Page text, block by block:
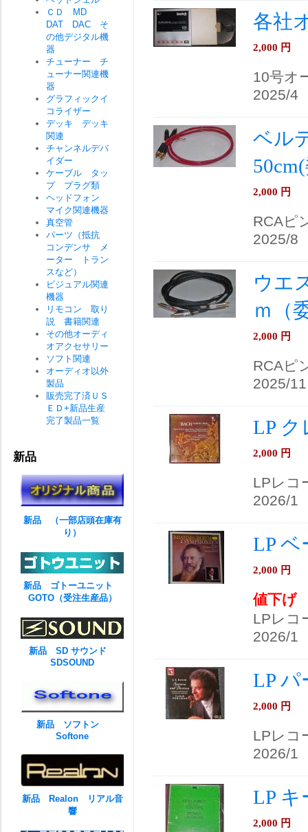
各社
2,000 円
10号オ
2025/4
ベル
2,000 円
RCAピ
2025/8
ウエ
ｍ（
2,000 円
RCAピ
2025/11
LP ク
2,000 円
LPレコ
2026/1
LP ベ
2,000 円
値下げ
LPレコ
2026/1
LP パ
2,000 円
LPレコ
2026/1
LP キ
2,000 円
ＣＤ MD
DAT DAC そ
の他デジタル機
器
チューナー チ
ューナー関連機
器
グラフィックイ
コライザー
デッキ デッキ
関連
チャンネルデバ
イダー
ケーブル タッ
プ プラグ類
ヘッドフォン
マイク関連機器
真空管
パーツ（抵抗
コンデンサ メ
ーター トラン
スなど）
ビジュアル関連
機器
リモコン 取り
説 書籍関連
その他オーディ
オアクセサリー
ソフト関連
オーディオ以外
製品
販売完了済ＵＳ
ＥＤ+新品生産
完了製品一覧
新品
新品 （一部店頭在庫有
り）
新品 ゴトーユニット
GOTO（受注生産品）
新品 SD サウンド
SDSOUND
新品 ソフトン
Softone
新品 Realon リアル音
響